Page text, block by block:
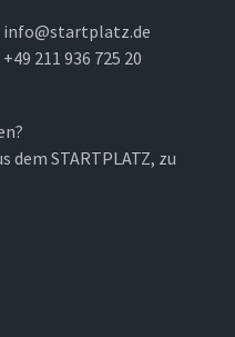
info@startplatz.de
+49 211 936 725 20
STARTPLATZ, zu